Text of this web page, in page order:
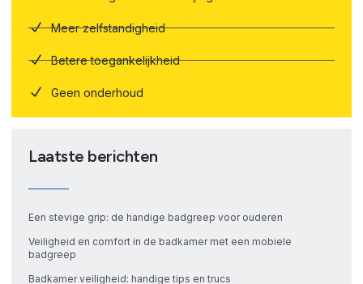
Meer zelfstandigheid
Betere toegankelijkheid
Geen onderhoud
Laatste berichten
Een stevige grip: de handige badgreep voor ouderen
Veiligheid en comfort in de badkamer met een mobiele
badgreep
Badkamer veiligheid: handige tips en trucs